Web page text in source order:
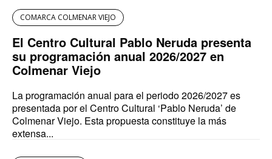
COMARCA COLMENAR VIEJO
El Centro Cultural Pablo Neruda presenta
su programación anual 2026/2027 en
Colmenar Viejo
La programación anual para el periodo 2026/2027 es
presentada por el Centro Cultural ‘Pablo Neruda’ de
Colmenar Viejo. Esta propuesta constituye la más
extensa...